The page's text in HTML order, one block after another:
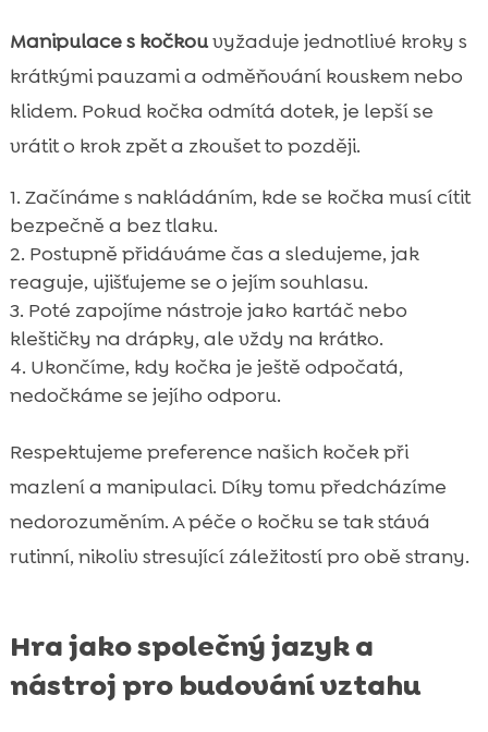
Manipulace s kočkouvyžaduje jednotlivé kroky s
krátkými pauzami a odměňování kouskem nebo
klidem. Pokud kočka odmítá dotek, je lepší se
vrátit o krok zpět a zkoušet to později.
Začínáme s nakládáním, kde se kočka musí cítit
bezpečně a bez tlaku.
Postupně přidáváme čas a sledujeme, jak
reaguje, ujišťujeme se o jejím souhlasu.
Poté zapojíme nástroje jako kartáč nebo
kleštičky na drápky, ale vždy na krátko.
Ukončíme, kdy kočka je ještě odpočatá,
nedočkáme se jejího odporu.
Respektujeme preference našich koček při
mazlení a manipulaci. Díky tomu předcházíme
nedorozuměním. A péče o kočku se tak stává
rutinní, nikoliv stresující záležitostí pro obě strany.
Hra jako společný jazyk a
nástroj pro budování vztahu